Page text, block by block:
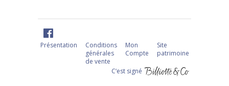
Présentation
Conditions
générales
de vente
Mon
Compte
Site
patrimoine
C‘est signé